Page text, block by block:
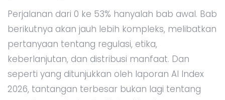
Perjalanan dari 0 ke 53% hanyalah bab awal. Bab
berikutnya akan jauh lebih kompleks, melibatkan
pertanyaan tentang regulasi, etika,
keberlanjutan, dan distribusi manfaat. Dan
seperti yang ditunjukkan oleh laporan AI Index
2026, tantangan terbesar bukan lagi tentang